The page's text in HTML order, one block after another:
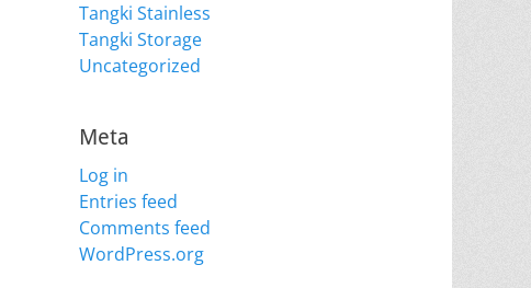
Tangki Stainless
Tangki Storage
Uncategorized
Meta
Log in
Entries feed
Comments feed
WordPress.org